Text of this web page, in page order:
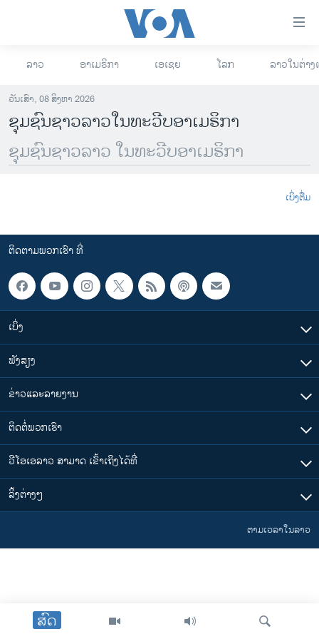
ຂ້າມ
ຂ້າມ
ຂ້າມ
ໄປ
ຫາ
ລາວ
ອາເມຣິກາ
ການເລືອກຕັ້ງ ປະທານາທີບໍດີ ສະຫະລັດ 2024
ອິດສະຫຼະພາບດ້ານການຂ່າວ
ຊີວິດຊາວລາວ
ຊຸມຊົນຊາວລາວ
ວິທະຍາສາດ-ເທັກໂນໂລຈີ
ທຸລະກິດ
ພາສາອັງກິດ
ວີດີໂອ
ສຽງ
ລາຍການກະຈາຍສຽງ
ລາຍງານ
ສົດ
ລາວ ອາເມຣິກາ ເອເຊຍ ໂລກ ລາວໃນຕ່າ
ວັນເສົາ, 08 ສິງຫາ 2026
ຊຸມຊົນຊາວລາວໃນທະວີບອາເມຣິກາ
ຊຸມຊົນຊາວລາວ ໃນທະວີບອາເມຣິກາ
ເບິ່ງຕື່ມ
ຕິດຕາມພວກເຮົາ ທີ່
ເບິ່ງ
ຟັງສຽງ
ຂ່າວແລະລາຍງານ
ຕິດຕໍ່ພວກເຮົາ
ວີໂອເອລາວ ສາມາດ ເຂົ້າເຖິງໄດ້ທີ່
​ລິ້ງ​ຕ່າງໆ
ຕາມເວລາໃນລາວ